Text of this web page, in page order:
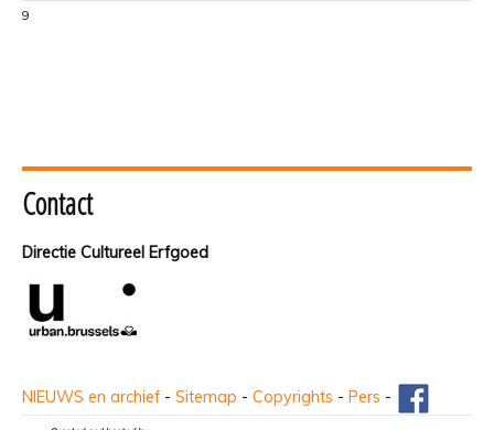
9
Contact
Directie Cultureel Erfgoed
NIEUWS en archief - Sitemap - Copyrights - Pers -